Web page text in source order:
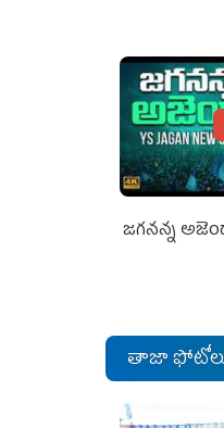
జగనన్న
తాజా